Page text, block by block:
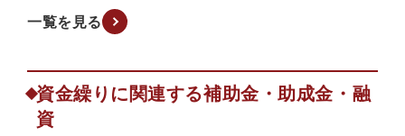
一覧を見る
資金繰りに関連する補助金・助成金・融
資